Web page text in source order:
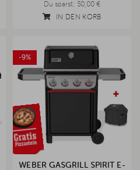
Du sparst: 50,00 €
IN DEN KORB
-9%
WEBER GASGRILL SPIRIT E-